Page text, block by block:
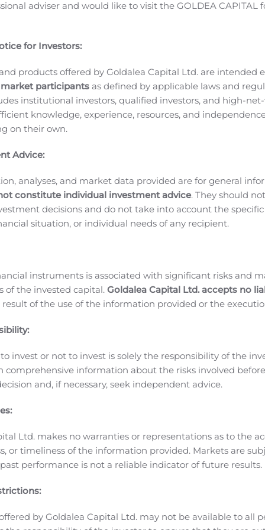
die Eignung der Aufnahme dieser Patienten in die
Merus separat auch eine Zusammenarbeit mit Caris
und am EAP zu identifizieren. Diese Vereinbarung
Caris hat sich bereit erklärt, molekulare Tumor-DNA- und
möglicherweise keinen
Behandlungsoptionen für diesen Krebstyp verfügbar
finden Sie unterwww.ClinicalTrials.govund auf der
1-833-NRG-1234.MCLA-117 (CLEC12A x CD3 Biclonics®):
I-Studie wurden auf der virtuellen Tagung der ASCO
Antikörper seiner Art, der CD3 auf T-Zellen aktiviert und
offenen, multizentrischen Dosiseskalationsstudie der
MCLA-117 klinische Aktivität in Bezug auf T-Zell-
der Blastenzahl bei einigen Patienten und
in der Studie fortzusetzen. Die
unserer CD3-T-Zell-Aktivator-Plattform zu
Panel von mehr als 175 neuartigen und verschiedenen
von Affinitäten und Attribute.
Jahresende erwartet
MCLA-158 wird derzeit im
einschließlich einer gesicherten
bislang ein positives Sicherheitsprofil ohne
Update zur Phase-I-Studie vorzulegen.
MCLA-145
MCLA-145 wird derzeit im Rahmen einer offenen,
Dosisexpansionsphase bei Patienten mit soliden
Zusammenarbeits- und Lizenzvereinbarung von
die Entwicklung und Vermarktung von bis zu 11
ermöglicht wird. Merus behält über die vollständigen
zu vermarkten – und Incyte ist für die Entwicklung und
Biclonics
führt derzeit in Zusammenarbeit mit Betta
solider Tumore durch. Ende 2019 präsentierte Merus
das Wachstum von Zelllinien beim Tyrosinkinase-
hat. Betta hält das exklusive Recht zur Entwicklung
verfügt.
Dr. Andrew Joe
Medical Officer. Dr. Joe leitet die gesamten klinischen
adviser and would like to visit the GOLDEA CAPITAL
for Investors:
products offered by Goldalea Capital Ltd. are intended
participants as defined by applicable laws and
institutional investors, qualified investors, and high-
knowledge, experience, resources, and
on their own.
Advice:
analyses, and market data provided are for general
constitute individual investment advice. They should
decisions and do not take into account the
situation, or individual needs of any recipient.
instruments is associated with significant risks and
of the invested capital. Goldalea Capital Ltd. accepts no
result of the use of the information provided or the
invest or not to invest is solely the responsibility of the
comprehensive information about the risks involved
and, if necessary, seek independent advice.
Ltd. makes no warranties or representations as to the
or timeliness of the information provided. Markets are
performance is not a reliable indicator of future results.
by Goldalea Capital Ltd. may not be available to all